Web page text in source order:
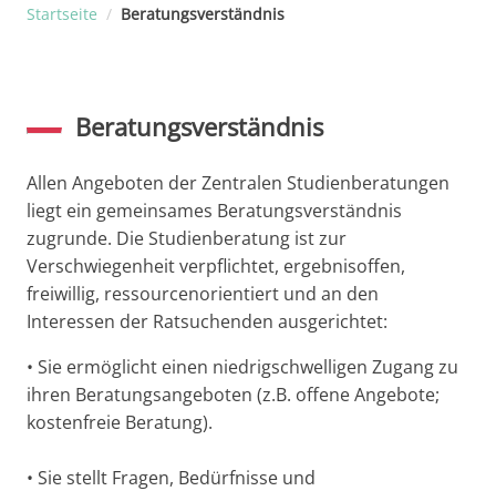
Startseite / Beratungsverständnis
Beratungsverständnis
Allen Angeboten der Zentralen Studienberatungen
liegt ein gemeinsames Beratungsverständnis
zugrunde. Die Studienberatung ist zur
Verschwiegenheit verpflichtet, ergebnisoffen,
freiwillig, ressourcenorientiert und an den
Interessen der Ratsuchenden ausgerichtet:
• Sie ermöglicht einen niedrigschwelligen Zugang zu
ihren Beratungsangeboten (z.B. offene Angebote;
kostenfreie Beratung).
• Sie stellt Fragen, Bedürfnisse und